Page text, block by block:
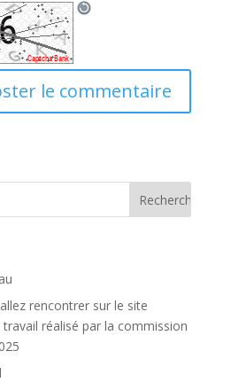
rencontrer sur le site
réalisé par la commission